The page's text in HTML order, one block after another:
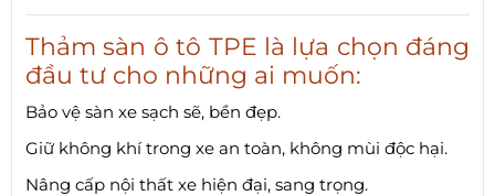
Thảm sàn ô tô TPE là lựa chọn đáng
đầu tư cho những ai muốn:
Bảo vệ sàn xe sạch sẽ, bền đẹp.
Giữ không khí trong xe an toàn, không mùi độc hại.
Nâng cấp nội thất xe hiện đại, sang trọng.